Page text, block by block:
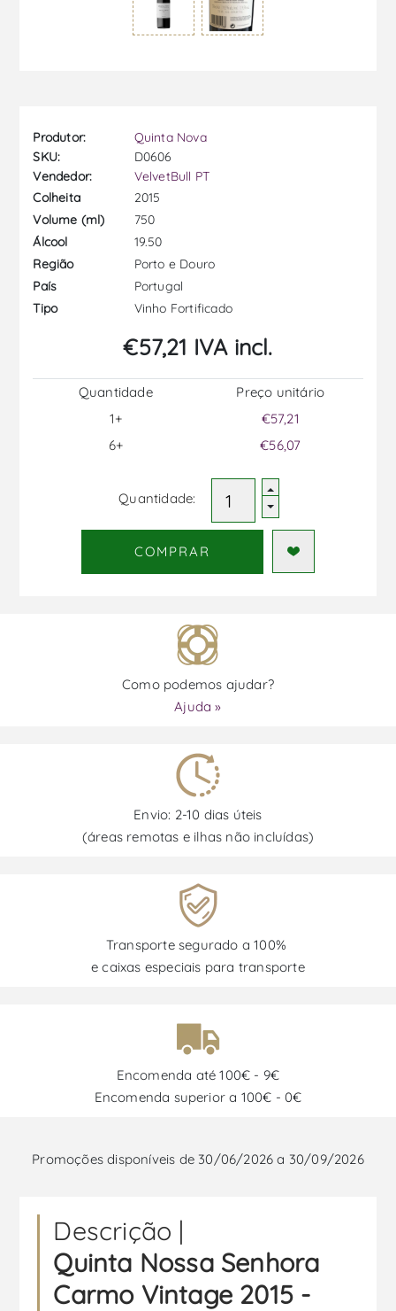
Produtor:
Quinta Nova
SKU:
D0606
Vendedor:
VelvetBull PT
Colheita
2015
Volume (ml)
750
Álcool
19.50
Região
Porto e Douro
País
Portugal
Tipo
Vinho Fortificado
€57,21 IVA incl.
Quantidade
1+
6+
Preço unitário
€57,21
€56,07
Quantidade:
COMPRAR
Como podemos ajudar?
Ajuda »
Envio: 2-10 dias úteis
(áreas remotas e ilhas não incluídas)
Transporte segurado a 100%
e caixas especiais para transporte
Encomenda até 100€ - 9€
Encomenda superior a 100€ - 0€
Promoções disponíveis de 30/06/2026 a 30/09/2026
Descrição |
Quinta Nossa Senhora
Carmo Vintage 2015 -